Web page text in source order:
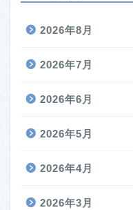
2026年8月
2026年7月
2026年6月
2026年5月
2026年4月
2026年3月